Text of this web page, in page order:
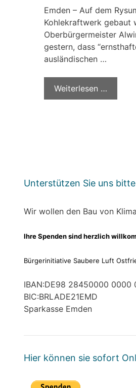
Emden – Auf dem
Kohlekraftwerk gebaut
Oberbürgermeister
gestern, dass
ausländischen …
Weiterlesen …
Unterstützen Sie uns bitte
Wir wollen den Bau von
Ihre Spenden sind herzlich
Bürgerinitiative Saubere Luft
IBAN:DE98 28450000 0000
BIC:BRLADE21EMD
Sparkasse Emden
Hier können sie sofort